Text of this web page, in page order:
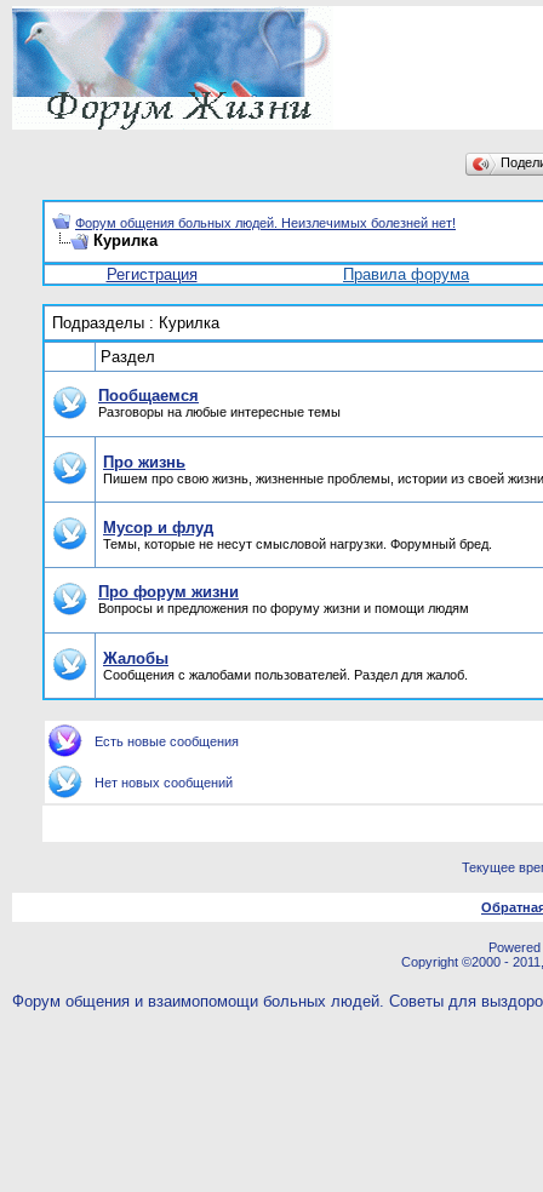
Форум общения больных людей. Неизлечимых болезней нет!
Курилка
Регистрация
Правила форума
Подразделы : Курилка
Раздел
Пообщаемся
Разговоры на любые интересные темы
Про жизнь
Пишем про свою жизнь, жизненные проблемы, истории из своей
Мусор и флуд
Темы, которые не несут смысловой нагрузки. Форумный бред.
Про форум жизни
Вопросы и предложения по форуму жизни и помощи людям
Жалобы
Сообщения с жалобами пользователей. Раздел для жалоб.
Есть новые сообщения
Нет новых сообщений
Текущее
Copyright ©2000 -
Форум общения и взаимопомощи больных людей. Советы для